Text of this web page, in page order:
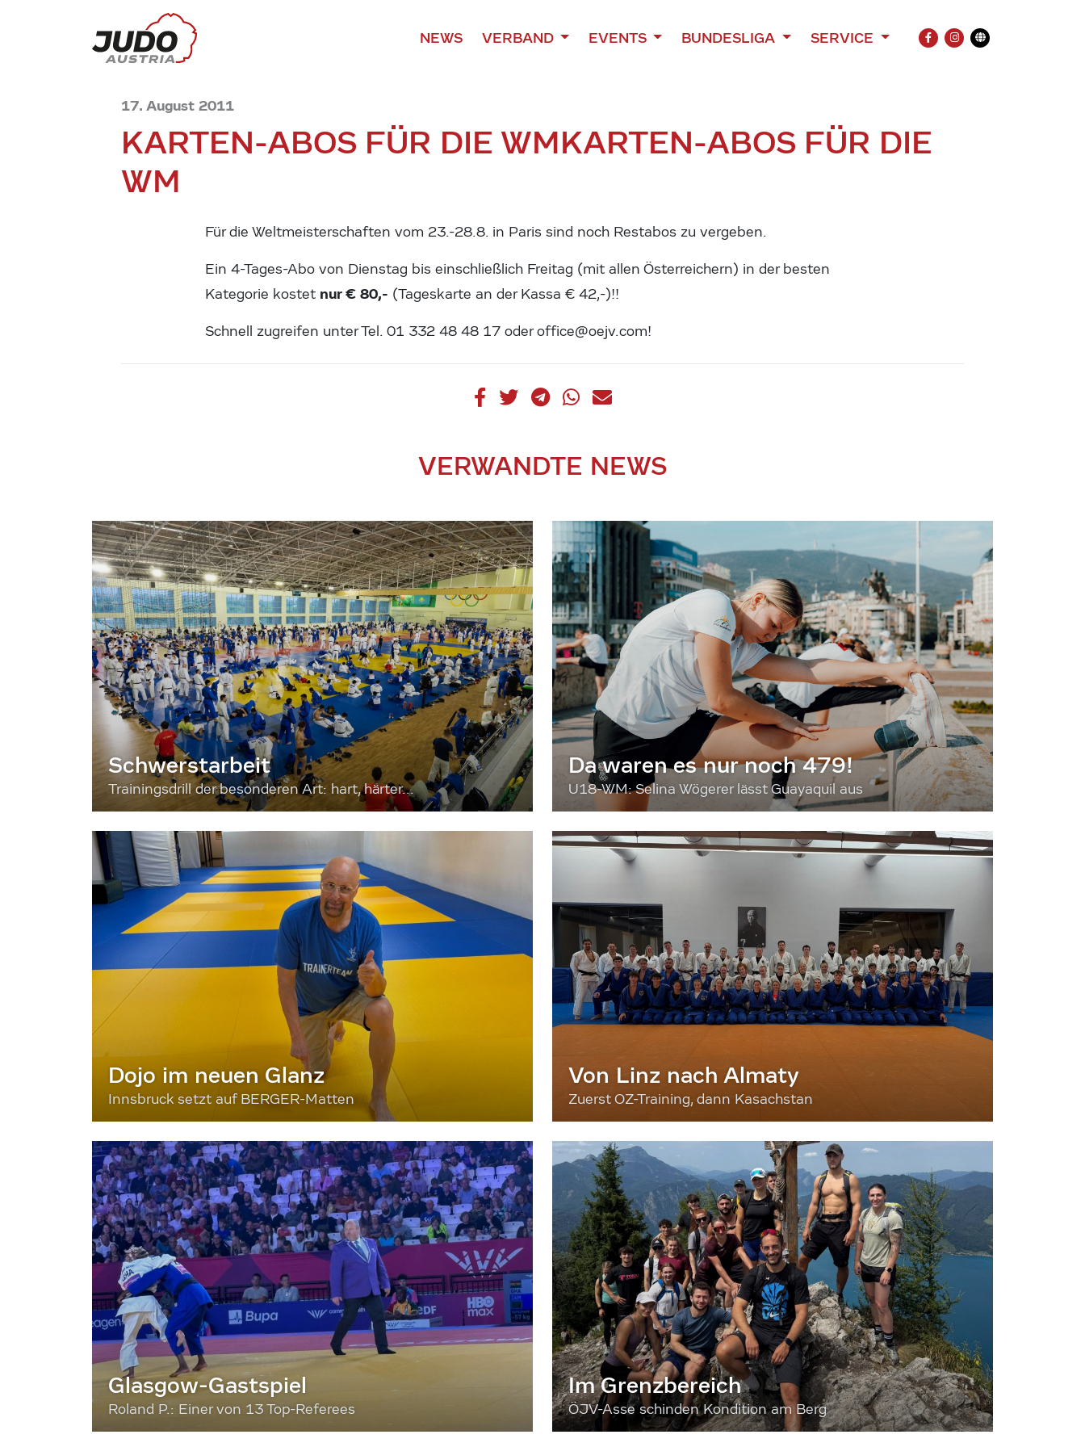
NEWS VERBAND EVENTS BUNDESLIGA SERVICE
FACEBOOK
INSTAGRAM
Übersetzung
17. August 2011
KARTEN-ABOS FÜR DIE WMKARTEN-ABOS FÜR DIE
WM
Für die Weltmeisterschaften vom 23.-28.8. in Paris sind noch Restabos zu vergeben.
Ein 4-Tages-Abo von Dienstag bis einschließlich Freitag (mit allen Österreichern) in der besten
Kategorie kostet nur € 80,- (Tageskarte an der Kassa € 42,-)!!
Schnell zugreifen unter Tel. 01 332 48 48 17 oder office@oejv.com!
VERWANDTE NEWS
Schwerstarbeit
Trainingsdrill der besonderen Art: hart, härter...
Da waren es nur noch 479!
U18-WM: Selina Wögerer lässt Guayaquil aus
Dojo im neuen Glanz
Innsbruck setzt auf BERGER-Matten
Von Linz nach Almaty
Zuerst OZ-Training, dann Kasachstan
Glasgow-Gastspiel
Roland P.: Einer von 13 Top-Referees
Im Grenzbereich
ÖJV-Asse schinden Kondition am Berg